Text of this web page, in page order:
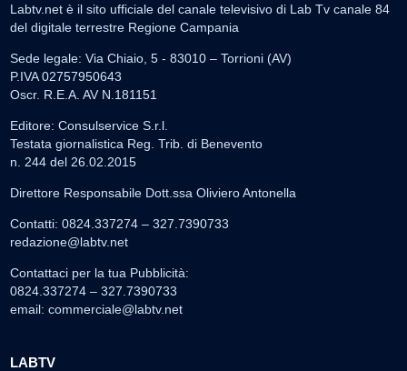
Labtv.net è il sito ufficiale del canale televisivo di Lab Tv canale 84
del digitale terrestre Regione Campania
Sede legale: Via Chiaio, 5 - 83010 – Torrioni (AV)
P.IVA 02757950643
Oscr. R.E.A. AV N.181151
Editore: Consulservice S.r.l.
Testata giornalistica Reg. Trib. di Benevento
n. 244 del 26.02.2015
Direttore Responsabile Dott.ssa Oliviero Antonella
Contatti: 0824.337274 – 327.7390733
redazione@labtv.net
Contattaci per la tua Pubblicità:
0824.337274 – 327.7390733
email: commerciale@labtv.net
LABTV